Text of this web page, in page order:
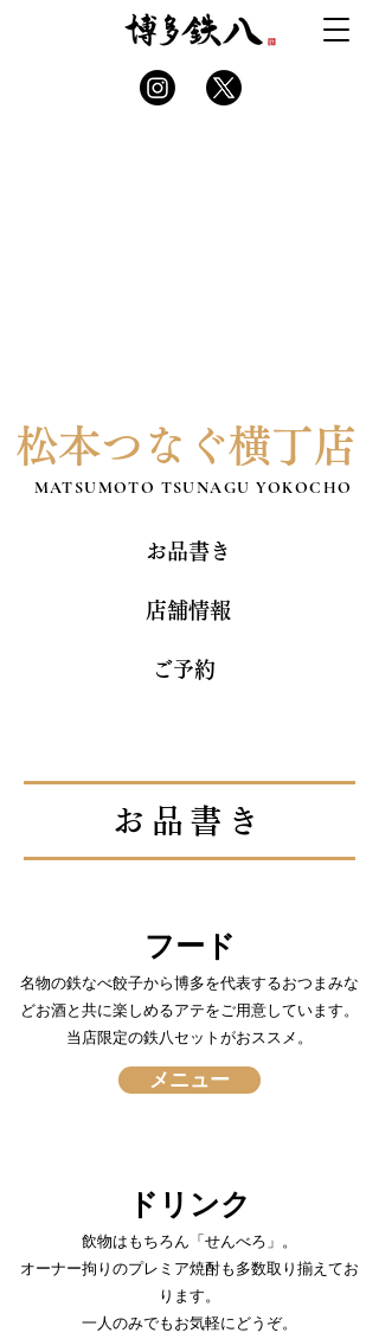
松本つなぐ横丁店
MATSUMOTO TSUNAGU YOKOCHO
お品書き
店舗情報
ご予約
お品書き
フード
名物の鉄なべ餃子から博多を代表するおつまみな
どお酒と共に楽しめるアテをご用意しています。
当店限定の鉄八セットがおススメ。
メニュー
ドリンク
飲物はもちろん「せんべろ」。
オーナー拘りのプレミア焼酎も多数取り揃えてお
ります。
​一人のみでもお気軽にどうぞ。